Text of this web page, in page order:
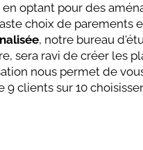
en optant pour des
choix de parements
, notre bureau
sera ravi de créer les
nous permet de
9 clients sur 10